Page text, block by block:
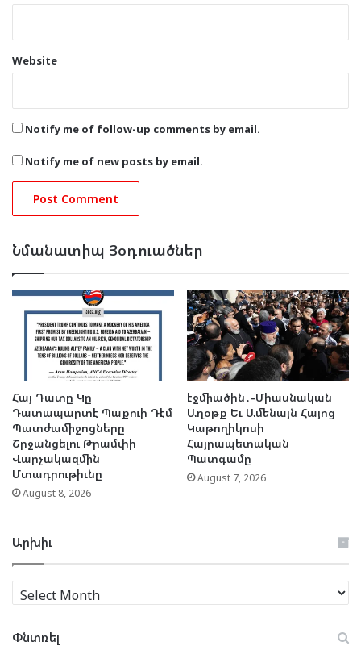
Website
Notify me of follow-up comments by email.
Notify me of new posts by email.
Նմանատիպ Յօդուածներ
Հայ Դատը Կը
Դատապարտէ Պաքուի Դէմ
Պատժամիջոցները
Շրջանցելու Թրամփի
Վարչակազմին
Մտադրութիւնը
August 8, 2026
էջմիածին․-Միասնական
Աղօթք Եւ Ամենայն Հայոց
Կաթողիկոսի
Հայրապետական
Պատգամը
August 7, 2026
Արխիւ
Արխիւ
Փնտռել